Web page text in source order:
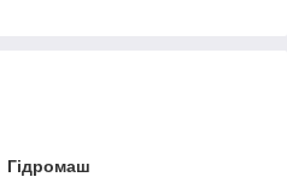
Гідромаш